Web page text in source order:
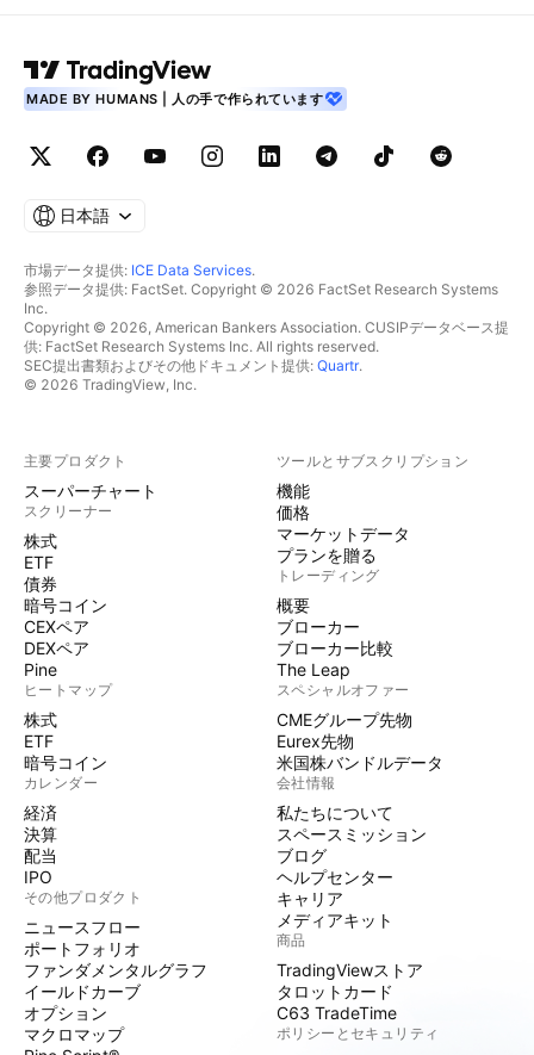
MADE BY HUMANS | 人の手で作られています
日本語
市場データ提供: ICE Data Services.
参照データ提供: FactSet. Copyright © 2026 FactSet Research Systems
Inc.
Copyright © 2026, American Bankers Association. CUSIPデータベース提
供: FactSet Research Systems Inc. All rights reserved.
SEC提出書類およびその他ドキュメント提供: Quartr.
© 2026 TradingView, Inc.
主要プロダクト
スーパーチャート
スクリーナー
株式
ETF
債券
暗号コイン
CEXペア
DEXペア
Pine
ヒートマップ
株式
ETF
暗号コイン
カレンダー
経済
決算
配当
IPO
その他プロダクト
ニュースフロー
ポートフォリオ
ファンダメンタルグラフ
イールドカーブ
オプション
マクロマップ
ツールとサブスクリプション
機能
価格
マーケットデータ
プランを贈る
トレーディング
概要
ブローカー
ブローカー比較
The Leap
スペシャルオファー
CMEグループ先物
Eurex先物
米国株バンドルデータ
会社情報
私たちについて
スペースミッション
ブログ
ヘルプセンター
キャリア
メディアキット
商品
TradingViewストア
タロットカード
C63 TradeTime
ポリシーとセキュリティ